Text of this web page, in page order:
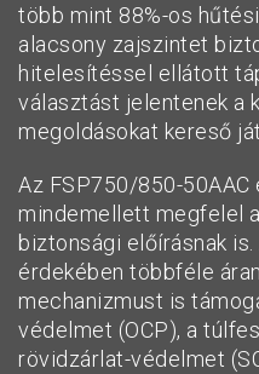
több mint 88%-os
alacsony zajszintet
hitelesítéssel ellátott
választást jelentenek a
megoldásokat kereső
Az FSP750/850-
mindemellett megfelel
biztonsági előírásnak
érdekében többféle
mechanizmust is
védelmet (OCP), a
rövidzárlat-védelmet